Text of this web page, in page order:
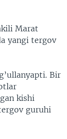
Marat
yangi tergov
Bir
kishi
guruhi